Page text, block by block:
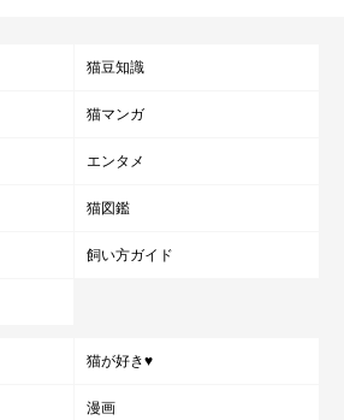
猫豆知識
猫マンガ
エンタメ
猫図鑑
飼い方ガイド
猫が好き♥
漫画